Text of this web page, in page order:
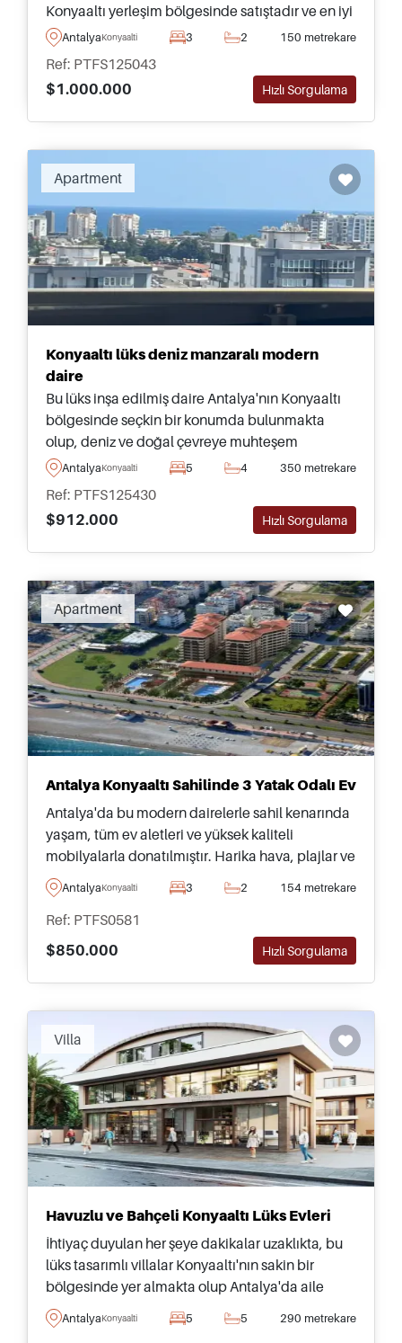
Konyaaltı yerleşim bölgesinde satıştadır ve en iyi
tercihlerimizden biri olarak görmeniz şiddetle
AntalyaKonyaalti 3 2 150 metrekare
Ref: PTFS125043
$1.000.000
Hızlı Sorgulama
Apartment
Konyaaltı lüks deniz manzaralı modern
daire
Bu lüks inşa edilmiş daire Antalya'nın Konyaaltı
bölgesinde seçkin bir konumda bulunmakta
olup, deniz ve doğal çevreye muhteşem
manzaralar sunmaktadır – ünlü plajlara sadece
AntalyaKonyaalti 5 4 350 metrekare
Ref: PTFS125430
$912.000
Hızlı Sorgulama
Recommended
Apartment
Antalya Konyaaltı Sahilinde 3 Yatak Odalı Ev
Antalya'da bu modern dairelerle sahil kenarında
yaşam, tüm ev aletleri ve yüksek kaliteli
mobilyalarla donatılmıştır. Harika hava, plajlar ve
şehre yakınlık arayan, Türkiye'ye taşınmayı
düşünenler için şiddetle tavsiye edilir.
AntalyaKonyaalti 3 2 154 metrekare
Ref: PTFS0581
$850.000
Hızlı Sorgulama
Villa
Havuzlu ve Bahçeli Konyaaltı Lüks Evleri
İhtiyaç duyulan her şeye dakikalar uzaklıkta, bu
lüks tasarımlı villalar Konyaaltı'nın sakin bir
bölgesinde yer almakta olup Antalya'da aile
yaşantısı için özel peyzajlı bahçeler ve dışarıda
yüzme havuzları sunmaktadır.
AntalyaKonyaalti 5 5 290 metrekare